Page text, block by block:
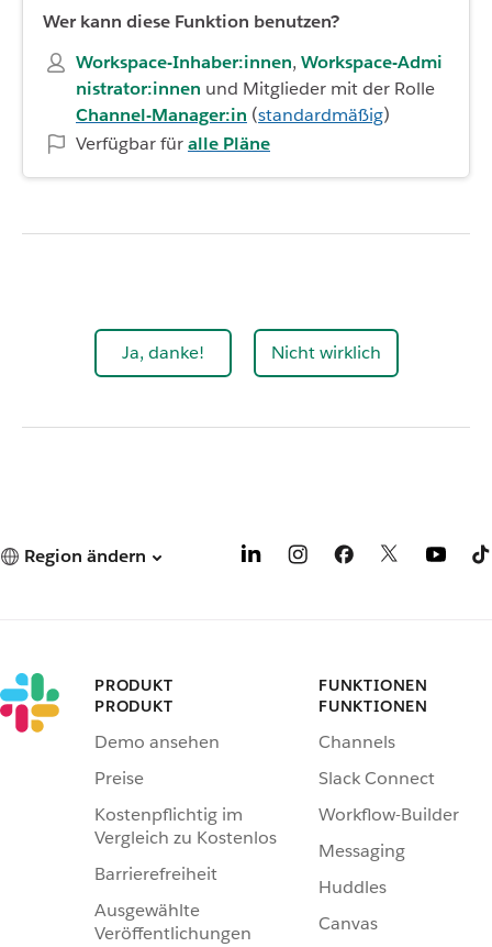
Wer kann diese Funktion benutzen?
Workspace-Inhaber:innen, Workspace-Admi
nistrator:innen und Mitglieder mit der Rolle
Channel-Manager:in (standardmäßig)
Verfügbar füralle Pläne
Ja, danke! Nicht wirklich
Region ändern
PRODUKT
PRODUKT
Demo ansehen
Preise
Kostenpflichtig im
Vergleich zu Kostenlos
Barrierefreiheit
Ausgewählte
Veröffentlichungen
FUNKTIONEN
FUNKTIONEN
Channels
Slack Connect
Workflow-Builder
Messaging
Huddles
Canvas